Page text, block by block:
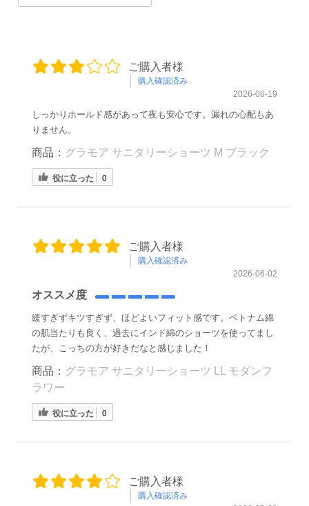
ご購入者様
購入確認済み
2026-06-19
しっかりホールド感があって夜も安心です。漏れの心配もあ
りません。
商品： グラモア サニタリーショーツ M ブラック
役に立った 0
ご購入者様
購入確認済み
2026-06-02
オススメ度
緩すぎずキツすぎず、ほどよいフィット感です。ベトナム綿
の肌当たりも良く、過去にインド綿のショーツを使ってまし
たが、こっちの方が好きだなと感じました！
商品： グラモア サニタリーショーツ LL モダンフ
ラワー
役に立った 0
ご購入者様
購入確認済み